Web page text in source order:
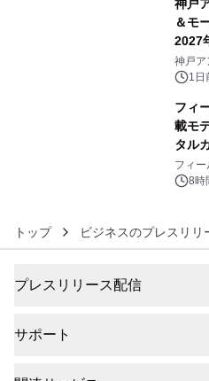
神戸
＆モ
2027
オー
神戸ア
ル 1日
フィ
載モ
タル
約
ジ新
フィ
8時
トップ ビジネスのプレスリリ
プレスリリース配信
サポート